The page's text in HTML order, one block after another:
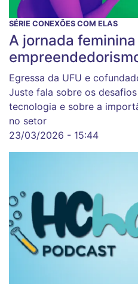
SÉRIE CONEXÕES COM ELAS
A jornada
Egressa da UFU e
Juste fala sobre os
tecnologia e sobre a
no setor
23/03/2026 - 15:44